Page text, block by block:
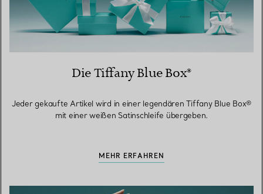
Die Tiffany Blue Box®
Jeder gekaufte Artikel wird in einer legendären Tiffany Blue Box®
mit einer weißen Satinschleife übergeben.
MEHR ERFAHREN